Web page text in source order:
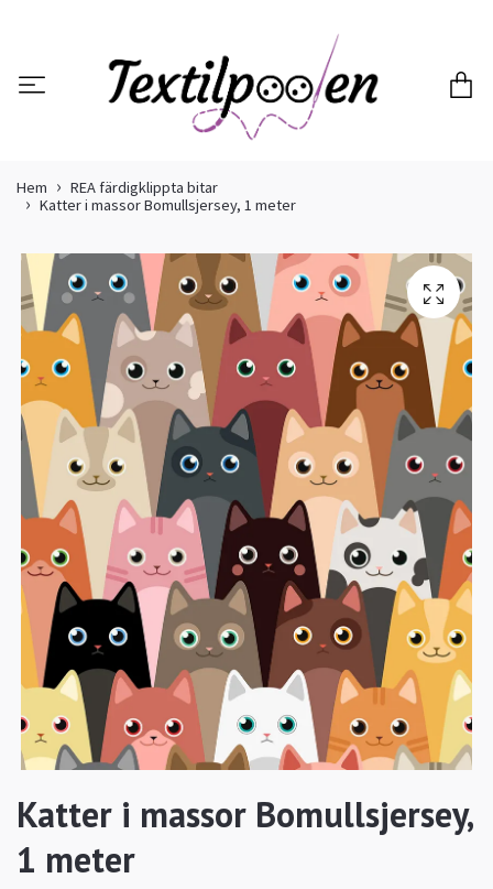
Hem
REA färdigklippta bitar
Katter i massor Bomullsjersey, 1 meter
Katter i massor Bomullsjersey,
1 meter